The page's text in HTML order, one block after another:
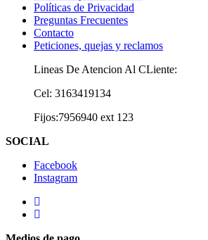
Políticas de Privacidad
Preguntas Frecuentes
Contacto
Peticiones, quejas y reclamos
Lineas De Atencion Al CLiente:
Cel: 3163419134
Fijos:7956940 ext 123
SOCIAL
Facebook
Instagram